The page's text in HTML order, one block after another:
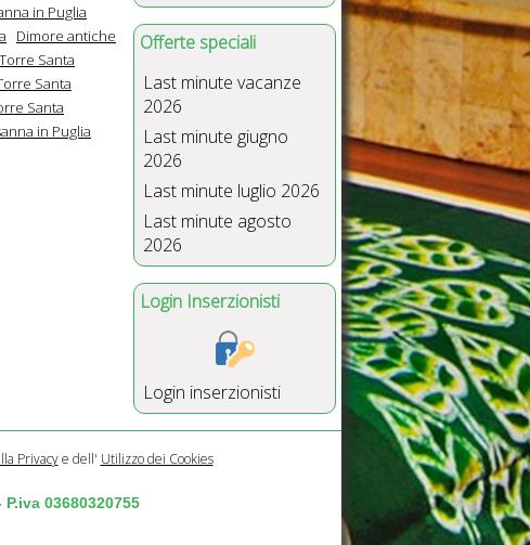
in Puglia
Dimore antiche
Santa
Santa
Santa
in Puglia
Offerte speciali
Last minute vacanze
2026
Last minute giugno
2026
Last minute luglio 2026
Last minute agosto
2026
Login Inserzionisti
Login inserzionisti
Privacye dell' Utilizzo dei Cookies
03680320755